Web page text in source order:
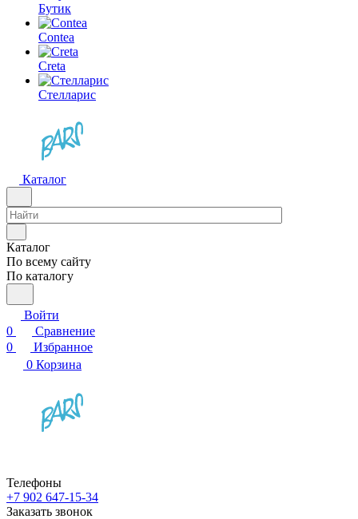
Бутик
Contea
Creta
Стелларис
Каталог
Каталог
По всему сайту
По каталогу
Войти
0
Сравнение
0
Избранное
0 Корзина
Телефоны
+7 902 647-15-34
Заказать звонок